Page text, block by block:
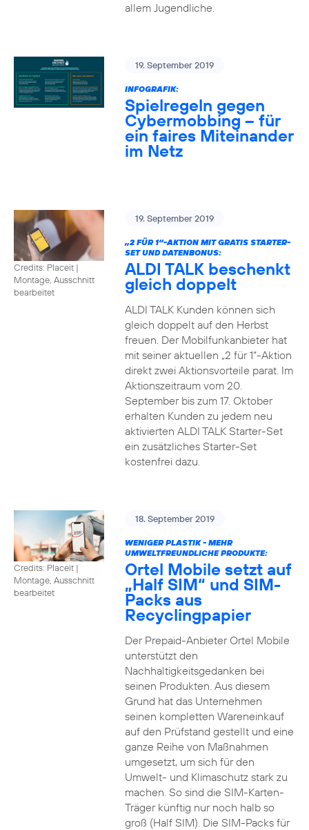
allem Jugendliche.
19. September 2019
INFOGRAFIK:
Spielregeln gegen
Cybermobbing – für
ein faires Miteinander
im Netz
Credits: Placeit |
Montage, Ausschnitt
bearbeitet
19. September 2019
„2 FÜR 1“-AKTION MIT GRATIS STARTER-
SET UND DATENBONUS:
ALDI TALK beschenkt
gleich doppelt
ALDI TALK Kunden können sich
gleich doppelt auf den Herbst
freuen. Der Mobilfunkanbieter hat
mit seiner aktuellen „2 für 1“-Aktion
direkt zwei Aktionsvorteile parat. Im
Aktionszeitraum vom 20.
September bis zum 17. Oktober
erhalten Kunden zu jedem neu
aktivierten ALDI TALK Starter-Set
ein zusätzliches Starter-Set
kostenfrei dazu.
Credits: Placeit |
Montage, Ausschnitt
bearbeitet
18. September 2019
WENIGER PLASTIK - MEHR
UMWELTFREUNDLICHE PRODUKTE:
Ortel Mobile setzt auf
„Half SIM“ und SIM-
Packs aus
Recyclingpapier
Der Prepaid-Anbieter Ortel Mobile
unterstützt den
Nachhaltigkeitsgedanken bei
seinen Produkten. Aus diesem
Grund hat das Unternehmen
seinen kompletten Wareneinkauf
auf den Prüfstand gestellt und eine
ganze Reihe von Maßnahmen
umgesetzt, um sich für den
Umwelt- und Klimaschutz stark zu
machen. So sind die SIM-Karten-
Träger künftig nur noch halb so
groß (Half SIM). Die SIM-Packs für